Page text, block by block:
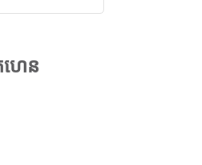
ហេន